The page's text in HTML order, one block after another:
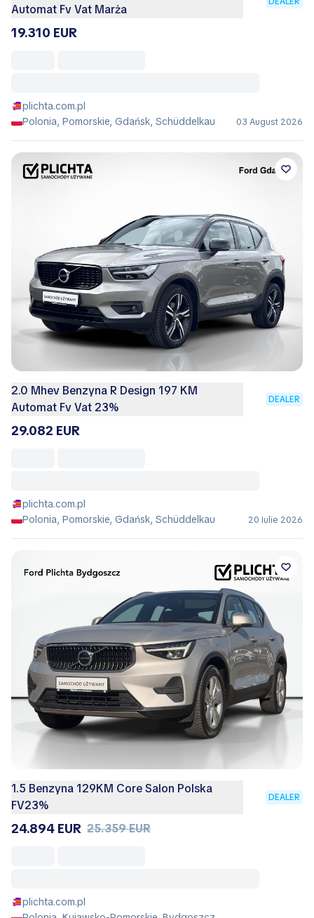
Automat Fv Vat Marża
19.310 EUR
plichta.com.pl
Polonia, Pomorskie, Gdańsk, Schüddelkau
03 August 2026
2.0 Mhev Benzyna R Design 197 KM
Automat Fv Vat 23%
DEALER
29.082 EUR
plichta.com.pl
Polonia, Pomorskie, Gdańsk, Schüddelkau
20 Iulie 2026
1.5 Benzyna 129KM Core Salon Polska
FV23%
DEALER
24.894 EUR 25.359 EUR
plichta.com.pl